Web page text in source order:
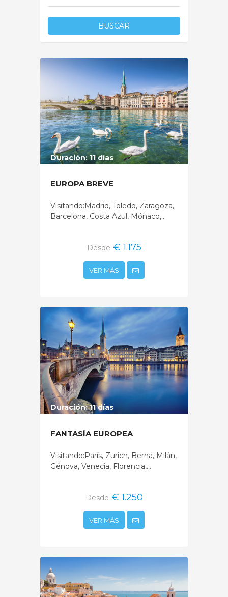
BUSCAR
Duración: 11 días
EUROPA BREVE
Visitando:Madrid, Toledo, Zaragoza,
Barcelona, Costa Azul, Mónaco,...
Desde € 1.175
VER MÁS
Duración: 11 días
FANTASÍA EUROPEA
Visitando:París, Zurich, Berna, Milán,
Génova, Venecia, Florencia,...
Desde € 1.250
VER MÁS